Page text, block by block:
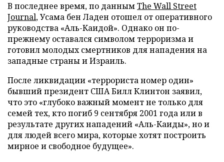
В последнее время, по даннымThe Wall Street
Journal, Усама бен Ладен отошел от оперативного
руководства «Аль-Каидой». Однако он по-
прежнему оставался символом терроризма и
готовил молодых смертников для нападения на
западные страны и Израиль.
После ликвидации «террориста номер один»
бывший президент США Билл Клинтон заявил,
что это «глубоко важный момент не только для
семей тех, кто погиб 9 сентября 2001 года или в
результате других нападений «Аль-Каиды», но и
для людей всего мира, которые хотят построить
мирное и свободное будущее».